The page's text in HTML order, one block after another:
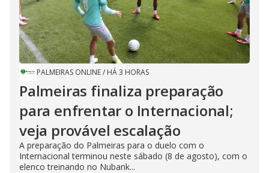
PALMEIRAS ONLINE/ HÁ 3 HORAS
Palmeiras finaliza preparação
para enfrentar o Internacional;
veja provável escalação
A preparação do Palmeiras para o duelo com o
Internacional terminou neste sábado (8 de agosto), com o
elenco treinando no Nubank...